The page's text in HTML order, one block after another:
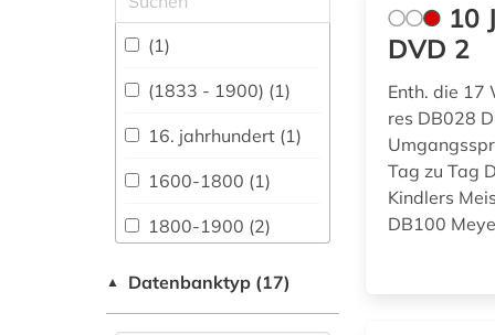
Allgemeine und
vergleichende Sprach-
und
Literaturwissenschaft.
Indogermanistik.
Außereuropäische
Sprachen und
Literaturen (172)
Anglistik.
Amerikanistik (212)
Archäologie (38)
(1)
(1833 - 1900) (1)
16. jahrhundert (1)
1600-1800 (1)
1800-1900 (2)
1850 (1)
19. jahrhundert (2)
▲ Datenbanktyp (17)
10
DVD 2
Enth. die 17
res DB028
Tag zu Tag
Kindlers
DB100